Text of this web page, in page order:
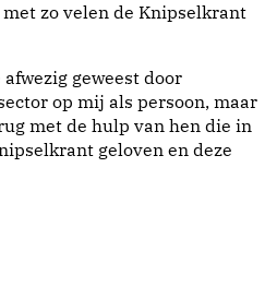
zo velen de Knipselkrant
geweest door
op mij als persoon, maar
met de hulp van hen die in
geloven en deze